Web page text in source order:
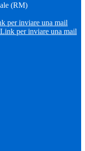
(RM)
per inviare una mail
Link per inviare una mail